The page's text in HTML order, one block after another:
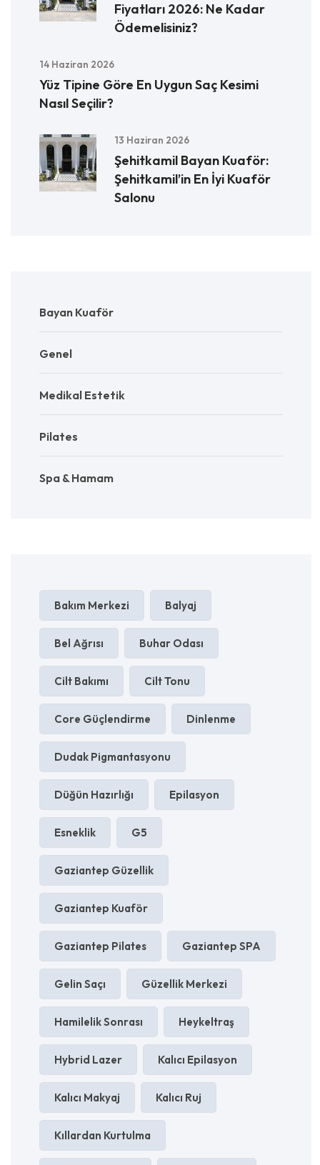
Fiyatları 2026: Ne Kadar
Ödemelisiniz?
14 Haziran 2026
Yüz Tipine Göre En Uygun Saç Kesimi
Nasıl Seçilir?
13 Haziran 2026
Şehitkamil Bayan Kuaför:
Şehitkamil’in En İyi Kuaför
Salonu
Bayan Kuaför
Genel
Medikal Estetik
Pilates
Spa & Hamam
Bakım Merkezi Balyaj
Bel Ağrısı Buhar Odası
Cilt Bakımı Cilt Tonu
Core Güçlendirme Dinlenme
Dudak Pigmantasyonu
Düğün Hazırlığı Epilasyon
Esneklik G5
Gaziantep Güzellik
Gaziantep Kuaför
Gaziantep Pilates Gaziantep SPA
Gelin Saçı Güzellik Merkezi
Hamilelik Sonrası Heykeltraş
Hybrid Lazer Kalıcı Epilasyon
Kalıcı Makyaj Kalıcı Ruj
Kıllardan Kurtulma